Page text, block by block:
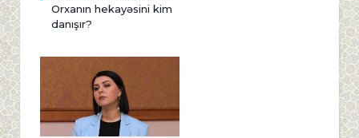
Orxanın hekayəsini kim
danışır?